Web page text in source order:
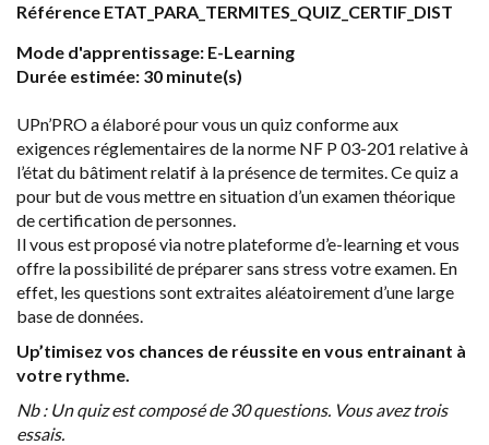
Référence ETAT_PARA_TERMITES_QUIZ_CERTIF_DIST
Mode d'apprentissage: E-Learning
Durée estimée: 30 minute(s)
UPn’PRO a élaboré pour vous un quiz conforme aux
exigences réglementaires de la norme NF P 03-201 relative à
l’état du bâtiment relatif à la présence de termites. Ce quiz a
pour but de vous mettre en situation d’un examen théorique
de certification de personnes.
Il vous est proposé via notre plateforme d’e-learning et vous
offre la possibilité de préparer sans stress votre examen. En
effet, les questions sont extraites aléatoirement d’une large
base de données.
Up’timisez vos chances de réussite en vous entrainant à
votre rythme.
Nb : Un quiz est composé de 30 questions. Vous avez trois
essais.